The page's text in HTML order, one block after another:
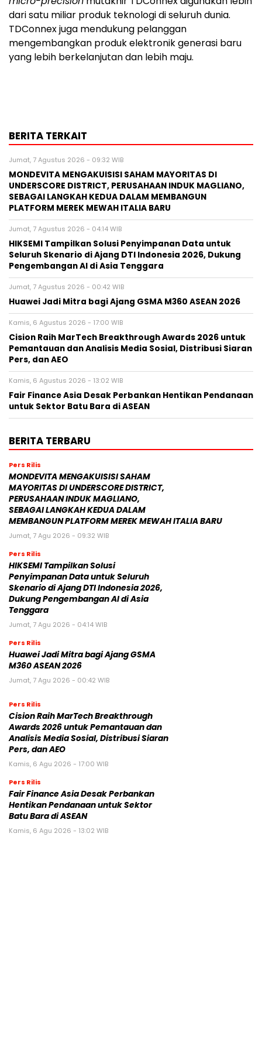
dari satu miliar produk teknologi di seluruh dunia.
TDConnex juga mendukung pelanggan
mengembangkan produk elektronik generasi baru
yang lebih berkelanjutan dan lebih maju.
BERITA TERKAIT
Jumat, 7 Agustus 2026 - 09:32 WIB
MONDEVITA MENGAKUISISI SAHAM MAYORITAS DI
UNDERSCORE DISTRICT, PERUSAHAAN INDUK MAGLIANO,
SEBAGAI LANGKAH KEDUA DALAM MEMBANGUN
PLATFORM MEREK MEWAH ITALIA BARU
Jumat, 7 Agustus 2026 - 04:14 WIB
HIKSEMI Tampilkan Solusi Penyimpanan Data untuk
Seluruh Skenario di Ajang DTI Indonesia 2026, Dukung
Pengembangan AI di Asia Tenggara
Jumat, 7 Agustus 2026 - 00:42 WIB
Huawei Jadi Mitra bagi Ajang GSMA M360 ASEAN 2026
Kamis, 6 Agustus 2026 - 17:00 WIB
Cision Raih MarTech Breakthrough Awards 2026 untuk
Pemantauan dan Analisis Media Sosial, Distribusi Siaran
Pers, dan AEO
Kamis, 6 Agustus 2026 - 13:02 WIB
Fair Finance Asia Desak Perbankan Hentikan Pendanaan
untuk Sektor Batu Bara di ASEAN
BERITA TERBARU
Pers Rilis
MONDEVITA MENGAKUISISI SAHAM
MAYORITAS DI UNDERSCORE DISTRICT,
PERUSAHAAN INDUK MAGLIANO,
SEBAGAI LANGKAH KEDUA DALAM
MEMBANGUN PLATFORM MEREK MEWAH ITALIA BARU
Jumat, 7 Agu 2026 - 09:32 WIB
Pers Rilis
HIKSEMI Tampilkan Solusi
Penyimpanan Data untuk Seluruh
Skenario di Ajang DTI Indonesia 2026,
Dukung Pengembangan AI di Asia
Tenggara
Jumat, 7 Agu 2026 - 04:14 WIB
Pers Rilis
Huawei Jadi Mitra bagi Ajang GSMA
M360 ASEAN 2026
Jumat, 7 Agu 2026 - 00:42 WIB
Pers Rilis
Cision Raih MarTech Breakthrough
Awards 2026 untuk Pemantauan dan
Analisis Media Sosial, Distribusi Siaran
Pers, dan AEO
Kamis, 6 Agu 2026 - 17:00 WIB
Pers Rilis
Fair Finance Asia Desak Perbankan
Hentikan Pendanaan untuk Sektor
Batu Bara di ASEAN
Kamis, 6 Agu 2026 - 13:02 WIB